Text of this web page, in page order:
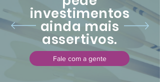
investimentos
ainda mais
assertivos.
Fale com a gente